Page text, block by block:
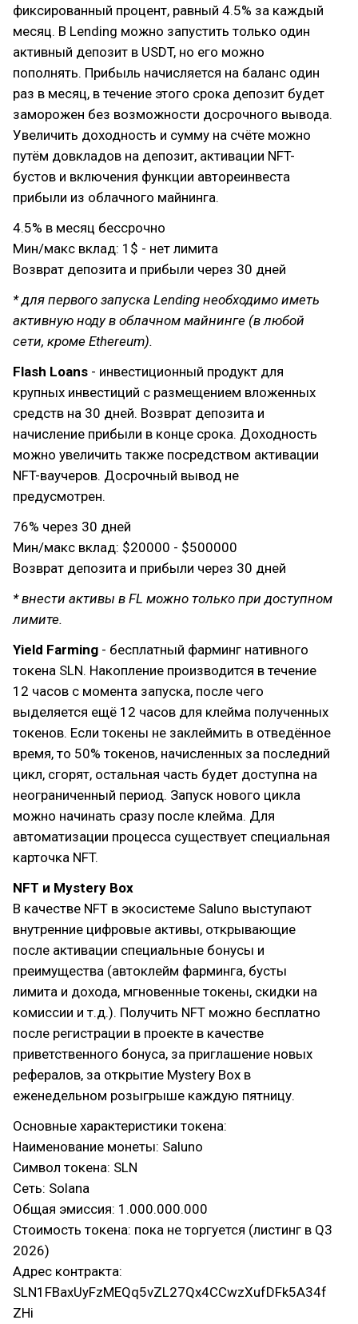
фиксированный процент, равный 4.5% за каждый
месяц. В Lending можно запустить только один
активный депозит в USDT, но его можно
пополнять. Прибыль начисляется на баланс один
раз в месяц, в течение этого срока депозит будет
заморожен без возможности досрочного вывода.
Увеличить доходность и сумму на счёте можно
путём довкладов на депозит, активации NFT-
бустов и включения функции автореинвеста
прибыли из облачного майнинга.
4.5% в месяц бессрочно
Мин/макс вклад: 1$ - нет лимита
Возврат депозита и прибыли через 30 дней
* для первого запуска Lending необходимо иметь
активную ноду в облачном майнинге (в любой
сети, кроме Ethereum).
Flash Loans - инвестиционный продукт для
крупных инвестиций с размещением вложенных
средств на 30 дней. Возврат депозита и
начисление прибыли в конце срока. Доходность
можно увеличить также посредством активации
NFT-ваучеров. Досрочный вывод не
предусмотрен.
76% через 30 дней
Мин/макс вклад: $20000 - $500000
Возврат депозита и прибыли через 30 дней
* внести активы в FL можно только при доступном
лимите.
Yield Farming - бесплатный фарминг нативного
токена SLN. Накопление производится в течение
12 часов с момента запуска, после чего
выделяется ещё 12 часов для клейма полученных
токенов. Если токены не заклеймить в отведённое
время, то 50% токенов, начисленных за последний
цикл, сгорят, остальная часть будет доступна на
неограниченный период. Запуск нового цикла
можно начинать сразу после клейма. Для
автоматизации процесса существует специальная
карточка NFT.
NFT и Mystery Box
В качестве NFT в экосистеме Saluno выступают
внутренние цифровые активы, открывающие
после активации специальные бонусы и
преимущества (автоклейм фарминга, бусты
лимита и дохода, мгновенные токены, скидки на
комиссии и т.д.). Получить NFT можно бесплатно
после регистрации в проекте в качестве
приветственного бонуса, за приглашение новых
рефералов, за открытие Mystery Box в
еженедельном розыгрыше каждую пятницу.
Основные характеристики токена:
Наименование монеты: Saluno
Символ токена: SLN
Сеть: Solana
Общая эмиссия: 1.000.000.000
Cтоимость токена: пока не торгуется (листинг в Q3
2026)
Адрес контракта:
SLN1FBaxUyFzMEQq5vZL27Qx4CCwzXufDFk5A34f
ZHi